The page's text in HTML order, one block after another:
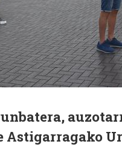
Astigarragako